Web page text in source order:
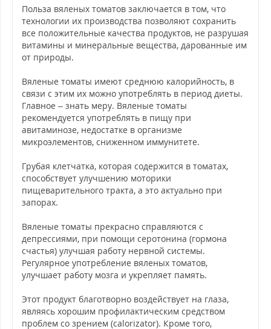
Польза вяленых томатов заключается в том, что
технологии их производства позволяют сохранить
все положительные качества продуктов, не разрушая
витамины и минеральные вещества, дарованные им
от природы.
Вяленые томаты имеют среднюю калорийность, в
связи с этим их можно употреблять в период диеты.
Главное – знать меру. Вяленые томаты
рекомендуется употреблять в пищу при
авитаминозе, недостатке в организме
микроэлементов, сниженном иммунитете.
Грубая клетчатка, которая содержится в томатах,
способствует улучшению моторики
пищеварительного тракта, а это актуально при
запорах.
Вяленые томаты прекрасно справляются с
депрессиями, при помощи серотонина (гормона
счастья) улучшая работу нервной системы.
Регулярное употребление вяленых томатов,
улучшает работу мозга и укрепляет память.
Этот продукт благотворно воздействует на глаза,
являясь хорошим профилактическим средством
проблем со зрением (calorizator). Кроме того,